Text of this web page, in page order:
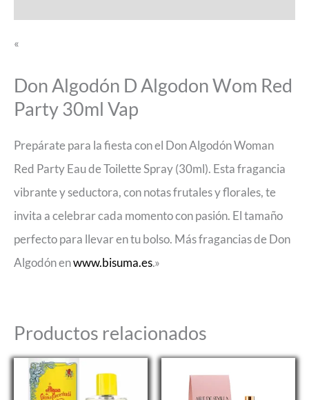
«
Don Algodón D Algodon Wom Red
Party 30ml Vap
Prepárate para la fiesta con el Don Algodón Woman
Red Party Eau de Toilette Spray (30ml). Esta fragancia
vibrante y seductora, con notas frutales y florales, te
invita a celebrar cada momento con pasión. El tamaño
perfecto para llevar en tu bolso. Más fragancias de Don
Algodón enwww.bisuma.es.»
Productos relacionados